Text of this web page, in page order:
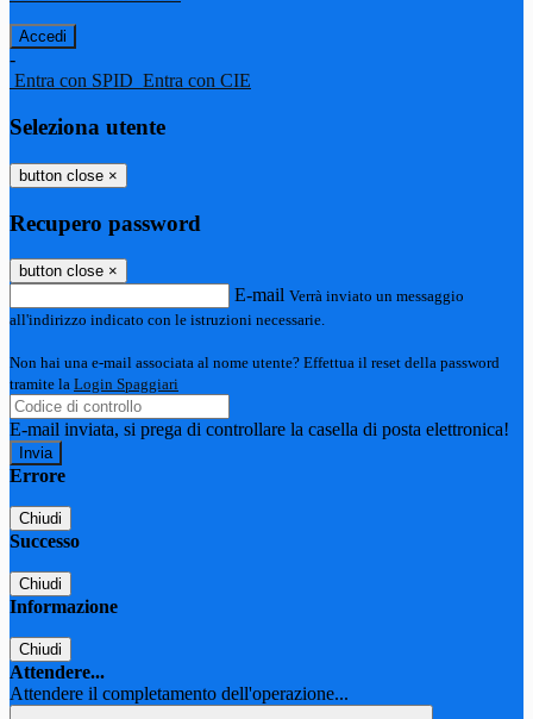
-
Entra con SPID Entra con CIE
Seleziona utente
button close ×
Recupero password
button close ×
E-mail Verrà inviato un messaggio
all'indirizzo indicato con le istruzioni necessarie.
Non hai una e-mail associata al nome utente? Effettua il reset della password
tramite la Login Spaggiari
E-mail inviata, si prega di controllare la casella di posta elettronica!
Errore
Chiudi
Successo
Chiudi
Informazione
Chiudi
Attendere...
Attendere il completamento dell'operazione...